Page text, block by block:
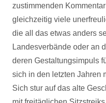
zustimmenden
gleichzeitig viele
die all das etwas anders
Landesverbände oder an
deren Gestaltungsimpuls
sich in den letzten Jahren
Sich stur auf das alte